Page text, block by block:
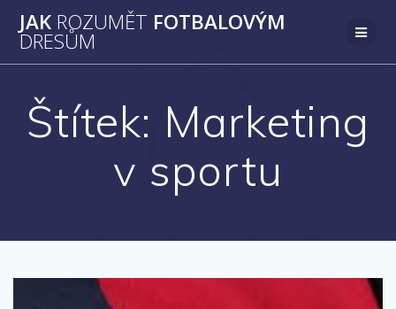
na
JAK ROZUMĚT FOTBALOVÝM
DRESŮM
Štítek: Marketing
v sportu